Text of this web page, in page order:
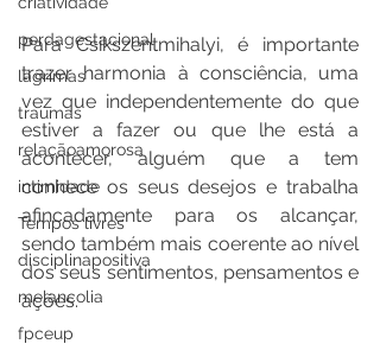
perdagestacional
lágrimas
traumas
relaçãoamorosa
intimidade
Tempos livres
disciplinapositiva
melancolia
fpceup
Para Csikszentmihalyi, é importante
trazer harmonia à consciência, uma
vez que independentemente do que
estiver a fazer ou que lhe está a
acontecer, alguém que a tem
conhece os seus desejos e trabalha
afincadamente para os alcançar,
sendo também mais coerente ao nível
dos seus sentimentos, pensamentos e
ações.